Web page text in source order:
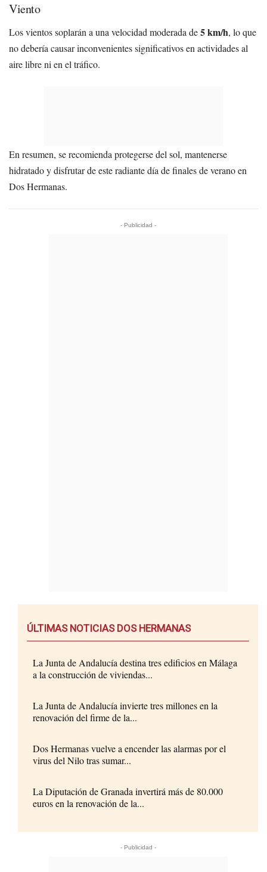
Viento
Los vientos soplarán a una velocidad moderada de5 km/h, lo que
no debería causar inconvenientes significativos en actividades al
aire libre ni en el tráfico.
En resumen, se recomienda protegerse del sol, mantenerse
hidratado y disfrutar de este radiante día de finales de verano en
Dos Hermanas.
- Publicidad -
ÚLTIMAS NOTICIAS DOS HERMANAS
La Junta de Andalucía destina tres edificios en Málaga
a la construcción de viviendas...
La Junta de Andalucía invierte tres millones en la
renovación del firme de la...
Dos Hermanas vuelve a encender las alarmas por el
virus del Nilo tras sumar...
La Diputación de Granada invertirá más de 80.000
euros en la renovación de la...
- Publicidad -